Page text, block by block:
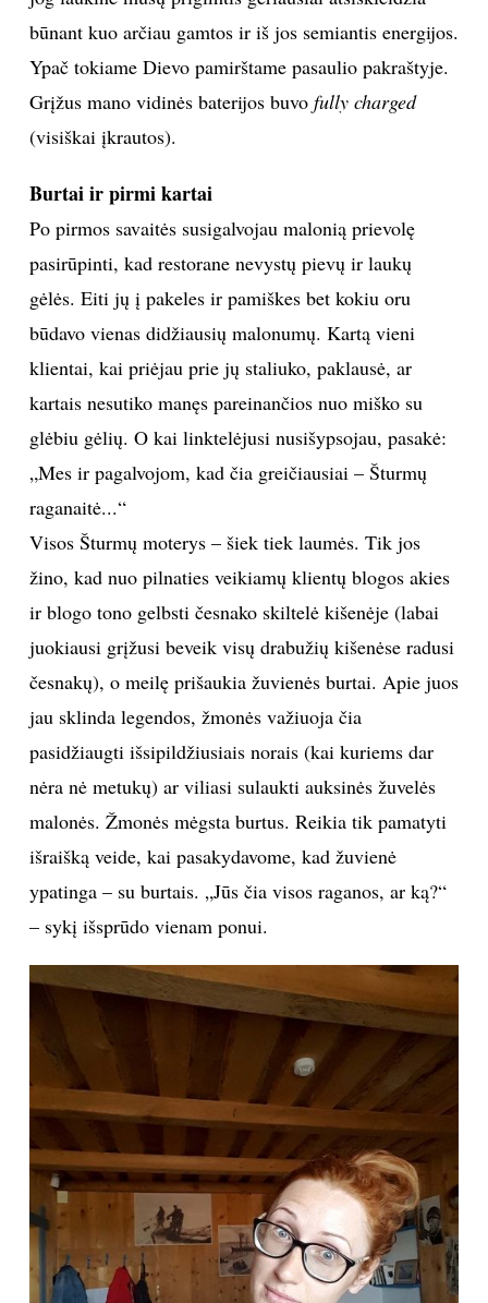
būnant kuo arčiau gamtos ir iš jos semiantis energijos.
Ypač tokiame Dievo pamirštame pasaulio pakraštyje.
Grįžus mano vidinės baterijos buvo fully charged
(visiškai įkrautos).
Burtai ir pirmi kartai
Po pirmos savaitės susigalvojau malonią prievolę
pasirūpinti, kad restorane nevystų pievų ir laukų
gėlės. Eiti jų į pakeles ir pamiškes bet kokiu oru
būdavo vienas didžiausių malonumų. Kartą vieni
klientai, kai priėjau prie jų staliuko, paklausė, ar
kartais nesutiko manęs pareinančios nuo miško su
glėbiu gėlių. O kai linktelėjusi nusišypsojau, pasakė:
„Mes ir pagalvojom, kad čia greičiausiai – Šturmų
raganaitė...“
Visos Šturmų moterys – šiek tiek laumės. Tik jos
žino, kad nuo pilnaties veikiamų klientų blogos akies
ir blogo tono gelbsti česnako skiltelė kišenėje (labai
juokiausi grįžusi beveik visų drabužių kišenėse radusi
česnakų), o meilę prišaukia žuvienės burtai. Apie juos
jau sklinda legendos, žmonės važiuoja čia
pasidžiaugti išsipildžiusiais norais (kai kuriems dar
nėra nė metukų) ar viliasi sulaukti auksinės žuvelės
malonės. Žmonės mėgsta burtus. Reikia tik pamatyti
išraišką veide, kai pasakydavome, kad žuvienė
ypatinga – su burtais. „Jūs čia visos raganos, ar ką?“
– sykį išsprūdo vienam ponui.